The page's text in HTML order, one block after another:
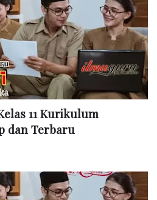
11 Kurikulum
dan Terbaru